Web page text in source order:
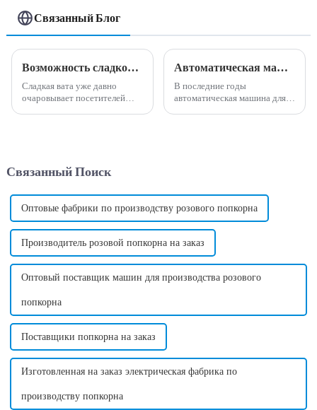
Связанный Блог
Возможность сладкого бизнеса: преимущества машины для производства сладкой ваты
Сладкая вата уже давно
очаровывает посетителей
Однако, помимо внешнего
Автоматическая машина для производства сладкой ваты: идеальное сочетание инноваций и удобства.
В последние годы
автоматическая машина для
сахарной ваты...
Связанный Поиск
Оптовые фабрики по производству розового попкорна
Производитель розовой попкорна на заказ
Оптовый поставщик машин для производства розового
попкорна
Поставщики попкорна на заказ
Изготовленная на заказ электрическая фабрика по
производству попкорна